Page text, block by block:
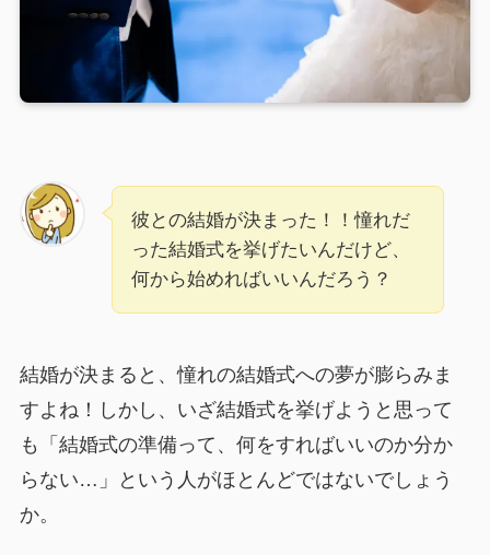
彼との結婚が決まった！！憧れだ
った結婚式を挙げたいんだけど、
何から始めればいいんだろう？
結婚が決まると、憧れの結婚式への夢が膨らみま
すよね！しかし、いざ結婚式を挙げようと思って
も「結婚式の準備って、何をすればいいのか分か
らない…」という人がほとんどではないでしょう
か。